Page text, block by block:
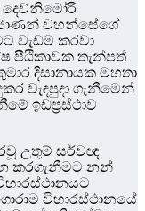
දෙව්නිමෝරි
වහන්සේගේ
වැඩම කරවා
පීඨිකාවක තැන්පත්
දිසානායක මහතා
වැඳපුදා ගැනීමෙන්
ඉඩප්‍රස්ථාව
උතුම් සර්වඥ
කරගැනීමට නන්
විහාරස්ථානයේ